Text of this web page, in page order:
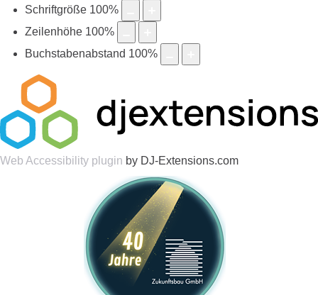
Schriftgröße 100%
Zeilenhöhe 100%
Buchstabenabstand 100%
Web Accessibility plugin by DJ-Extensions.com